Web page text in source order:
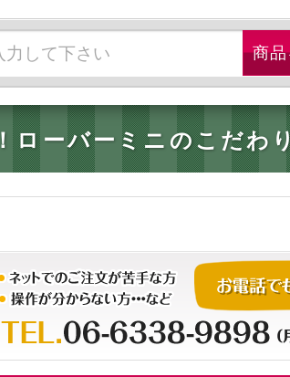
！ローバーミニのこだわ